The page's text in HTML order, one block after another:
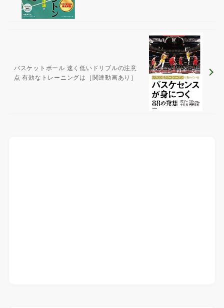
バスケットボール 速く低いドリブルの注意
点 有効なトレーニングは［関連動画あり］